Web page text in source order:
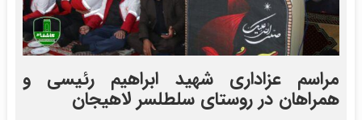
مراسم عزاداری شهید ابراهیم رئیسی و
همراهان در روستای سلطلسر لاهیجان